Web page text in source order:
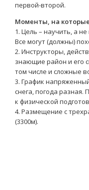
первой-второй.
Моменты, на
1. Цель – научить, а
Все могут (должны)
2. Инструкторы,
знающие район и его
том числе и сложные
3. График
снега, погода
к физической
4. Размещение с
(3300м).